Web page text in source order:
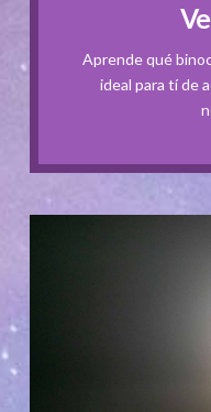
Aprende qué
ideal para tí de
Aprende
distintos